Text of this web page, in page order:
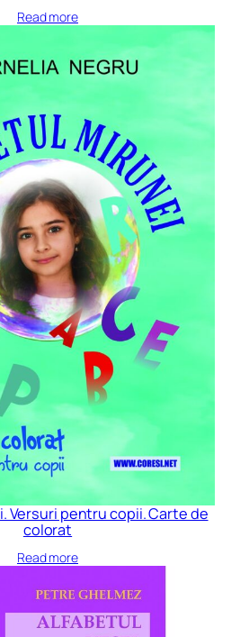
Read more
Versuri pentru copii. Carte de
colorat
Read more